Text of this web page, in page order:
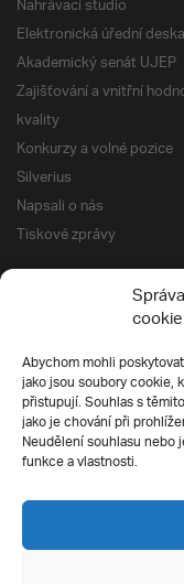
cookie
Abychom mohli
jako jsou soubory cookie,
přistupují. Souhlas s
jako je chování při
Neudělení souhlasu
funkce a vlastnosti.
Elektronická úřední
Akademický senát UJEP
Zajišťování a vnitřní
kvality
Konkurzy a volné pozice
Silverius
Napsali o nás
Tiskové zprávy
Silverius
Ochrana soukromí